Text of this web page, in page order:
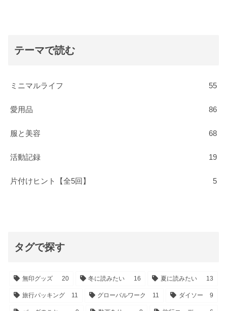
テーマで読む
ミニマルライフ 55
愛用品 86
服と美容 68
活動記録 19
片付けヒント【全5回】 5
タグで探す
無印グッズ 20 冬に読みたい 16 夏に読みたい 13
旅行パッキング 11 グローバルワーク 11 ダイソー 9